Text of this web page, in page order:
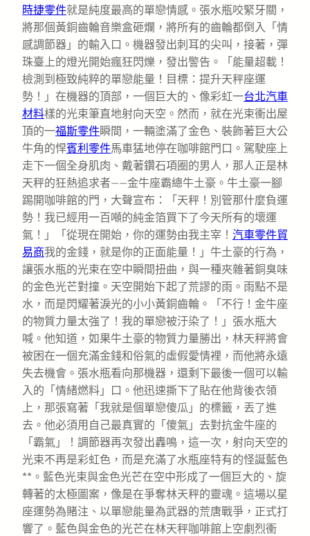
時捷零件就是純度最高的單戀情感。張水瓶咬緊牙關，
將那個黃銅齒輪音樂盒砸爛，將所有的齒輪都倒入「情
感調節器」的輸入口。機器發出刺耳的尖叫，接著，彈
珠臺上的燈光開始瘋狂閃爍，發出警告。「能量超載！
檢測到極致純粹的單戀能量！目標：提升天秤座運
勢！」在機器的頂部，一個巨大的、像彩虹一台北汽車
材料樣的光束筆直地射向天空。然而，就在光束衝出屋
頂的一福斯零件瞬間，一輛塗滿了金色、裝飾著巨大公
牛角的悍賓利零件馬車猛地停在咖啡館門口。駕駛座上
走下一個全身肌肉、戴著鑽石項圈的男人，那人正是林
天秤的狂熱追求者——金牛座霸總牛土豪。牛土豪一腳
踢開咖啡館的門，大聲宣布：「天秤！別管那什麼負運
勢！我已經用一百噸的純金箔買下了今天所有的壞運
氣！」「從現在開始，你的運勢由我主宰！ 汽車零件貿
易商我的金錢，就是你的正面能量！」牛土豪的行為，
讓張水瓶的光束在空中瞬間扭曲，與一種夾雜著銅臭味
的金色光芒對撞。天空開始下起了荒謬的雨。雨點不是
水，而是閃耀著淚光的小小黃銅齒輪。「不行！金牛座
的物質力量太強了！我的單戀被汙染了！」張水瓶大
喊。他知道，如果牛土豪的物質力量勝出，林天秤將會
被困在一個充滿金錢和俗氣的虛假愛情裡，而他將永遠
失去機會。張水瓶看向那機器，還剩下最後一個可以輸
入的「情緒燃料」口。他迅速撕下了貼在他背後衣領
上，那張寫著「我就是個單戀傻瓜」的標籤，丟了進
去。他必須用自己最真實的「傻氣」去對抗金牛座的
「霸氣」！調節器再次發出轟鳴，這一次，射向天空的
光束不再是彩虹色，而是充滿了水瓶座特有的怪誕藍色
**。藍色光束與金色光芒在空中形成了一個巨大的、旋
轉著的太極圖案，像是在爭奪林天秤的靈魂。這場以星
座運勢為賭注、以單戀能量為武器的荒唐戰爭，正式打
響了。藍色與金色的光芒在林天秤咖啡館上空劇烈衝